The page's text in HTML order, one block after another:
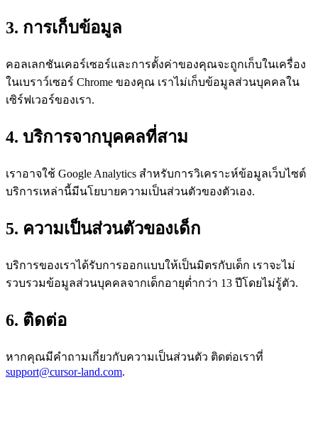
3. การเก็บข้อมูล
คอลเลกชันเคอร์เซอร์และการตั้งค่าของคุณจะถูกเก็บในเครื่อง
ในเบราว์เซอร์ Chrome ของคุณ เราไม่เก็บข้อมูลส่วนบุคคลใน
เซิร์ฟเวอร์ของเรา.
4. บริการจากบุคคลที่สาม
เราอาจใช้ Google Analytics สำหรับการวิเคราะห์ข้อมูลเว็บไซต์
บริการเหล่านี้มีนโยบายความเป็นส่วนตัวของตัวเอง.
5. ความเป็นส่วนตัวของเด็ก
บริการของเราได้รับการออกแบบให้เป็นมิตรกับเด็ก เราจะไม่
รวบรวมข้อมูลส่วนบุคคลจากเด็กอายุต่ำกว่า 13 ปีโดยไม่รู้ตัว.
6. ติดต่อ
หากคุณมีคำถามเกี่ยวกับความเป็นส่วนตัว ติดต่อเราที่
support@cursor-land.com.